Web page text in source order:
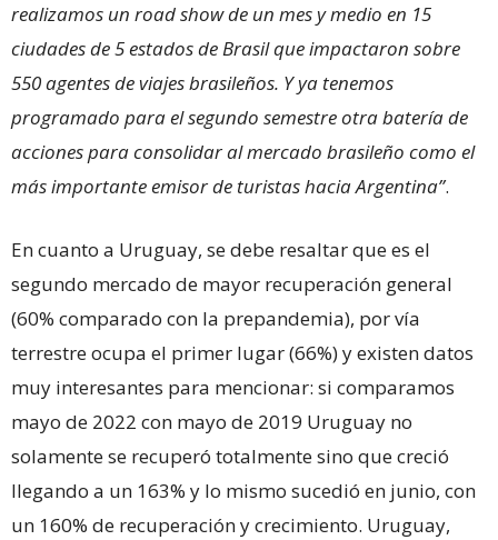
realizamos un road show de un mes y medio en 15
ciudades de 5 estados de Brasil que impactaron sobre
550 agentes de viajes brasileños. Y ya tenemos
programado para el segundo semestre otra batería de
acciones para consolidar al mercado brasileño como el
más importante emisor de turistas hacia Argentina”.
En cuanto a Uruguay, se debe resaltar que es el
segundo mercado de mayor recuperación general
(60% comparado con la prepandemia), por vía
terrestre ocupa el primer lugar (66%) y existen datos
muy interesantes para mencionar: si comparamos
mayo de 2022 con mayo de 2019 Uruguay no
solamente se recuperó totalmente sino que creció
llegando a un 163% y lo mismo sucedió en junio, con
un 160% de recuperación y crecimiento. Uruguay,